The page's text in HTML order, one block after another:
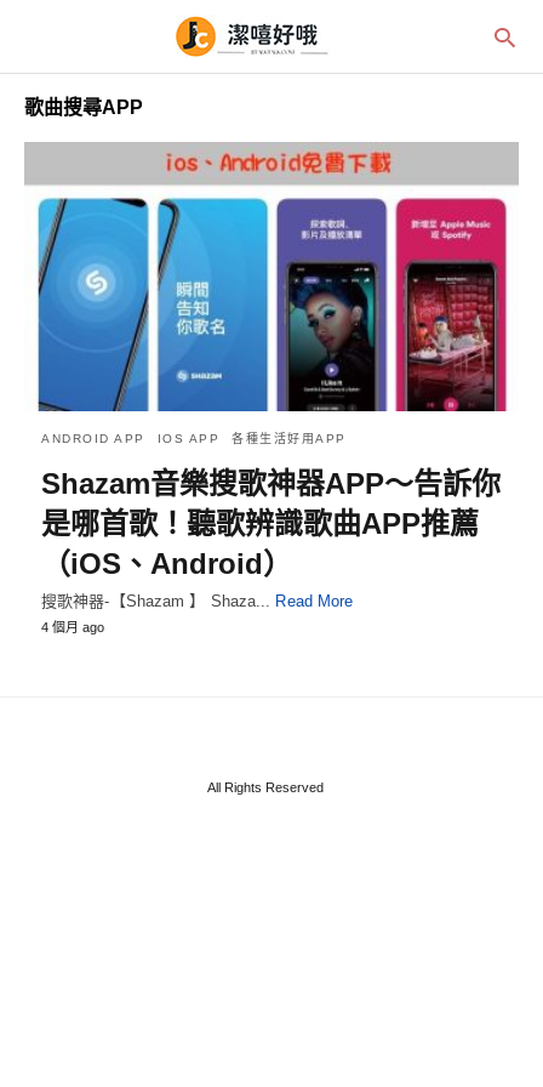
歌曲搜尋APP
ANDROID APP IOS APP 各種生活好用APP
Shazam音樂搜歌神器APP～告訴你
是哪首歌！聽歌辨識歌曲APP推薦
（iOS、Android）
搜歌神器-【Shazam 】 Shaza... Read More
4 個月 ago
All Rights Reserved